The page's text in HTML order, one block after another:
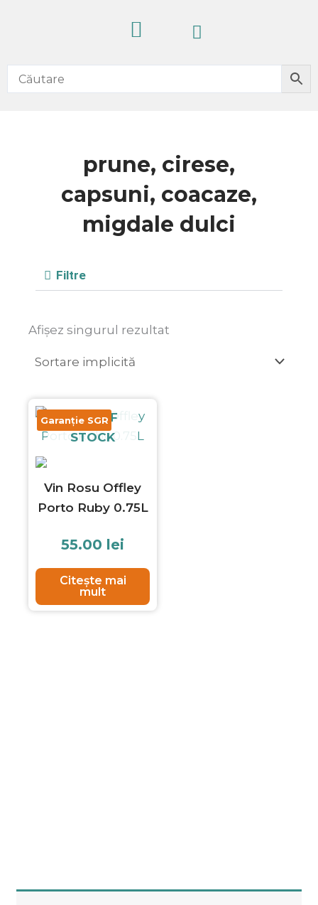
Cart
prune, cirese,
capsuni, coacaze,
migdale dulci
Filtre
Afișez singurul rezultat
Garanție SGR
OUT OF
STOCK
Vin Rosu Offley
Porto Ruby 0.75L
55.00 lei
Citește mai
mult